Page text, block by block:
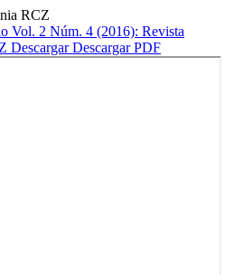
RCZ
Vol. 2 Núm. 4 (2016): Revista
DescargarDescargar PDF